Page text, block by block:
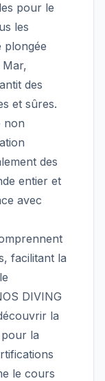
pour le
les
plongée
Mar,
des
et sûres.
non
des
entier et
avec
facilitant la
DIVING
la
la
le cours